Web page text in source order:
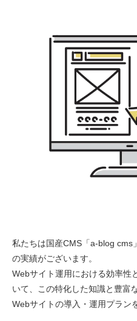
私たちは国産CMS「a-blog cms
の実績がございます。
Webサイト運用における効率性
いて、この特化した知識と豊富
Webサイトの導入・運用プラン